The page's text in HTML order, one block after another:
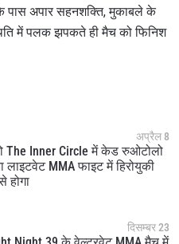
के पास अपार सहनशक्ति, मुकाबले के
में पलक झपकते ही मैच को फिनिश
अप्रैल 8
The Inner Circle में केड रुओटोलो
लाइटवेट MMA फाइट में हिरोयुकी
होगा
दिसम्बर 23